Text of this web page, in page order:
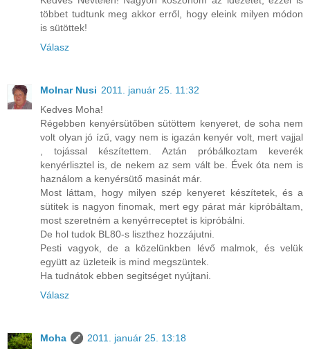
többet tudtunk meg akkor erről, hogy eleink milyen módon
is sütöttek!
Válasz
Molnar Nusi 2011. január 25. 11:32
Kedves Moha!
Régebben kenyérsütőben sütöttem kenyeret, de soha nem
volt olyan jó ízű, vagy nem is igazán kenyér volt, mert vajjal
, tojással készítettem. Aztán próbálkoztam keverék
kenyérlisztel is, de nekem az sem vált be. Évek óta nem is
haználom a kenyérsütő masinát már.
Most láttam, hogy milyen szép kenyeret készítetek, és a
sütitek is nagyon finomak, mert egy párat már kipróbáltam,
most szeretném a kenyérreceptet is kipróbálni.
De hol tudok BL80-s liszthez hozzájutni.
Pesti vagyok, de a közelünkben lévő malmok, és velük
együtt az üzleteik is mind megszüntek.
Ha tudnátok ebben segitséget nyújtani.
Válasz
Moha
2011. január 25. 13:18